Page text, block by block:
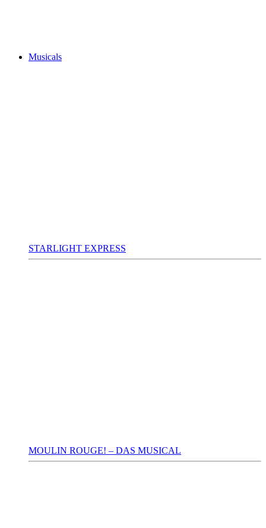
Musicals
STARLIGHT EXPRESS
MOULIN ROUGE! – DAS MUSICAL